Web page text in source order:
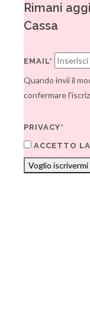
Rimani
Cassa
EMAIL*
Quando invii il
confermare
PRIVACY*
ACCETTO LA
Voglio iscrivermi